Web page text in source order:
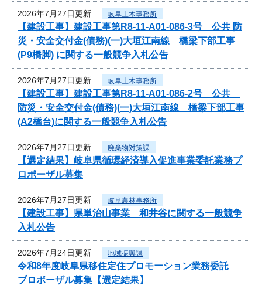
2026年7月27日更新 岐阜土木事務所
【建設工事】建設工事第R8-11-A01-086-3号 公共 防
災・安全交付金(債務)(一)大垣江南線 橋梁下部工事
(P9橋脚) に関する一般競争入札公告
2026年7月27日更新 岐阜土木事務所
【建設工事】建設工事第R8-11-A01-086-2号 公共
防災・安全交付金(債務)(一)大垣江南線 橋梁下部工事
(A2橋台)に関する一般競争入札公告
2026年7月27日更新 廃棄物対策課
【選定結果】岐阜県循環経済導入促進事業委託業務プ
ロポーザル募集
2026年7月27日更新 岐阜農林事務所
【建設工事】県単治山事業 和井谷に関する一般競争
入札公告
2026年7月24日更新 地域振興課
令和8年度岐阜県移住定住プロモーション業務委託
プロポーザル募集【選定結果】